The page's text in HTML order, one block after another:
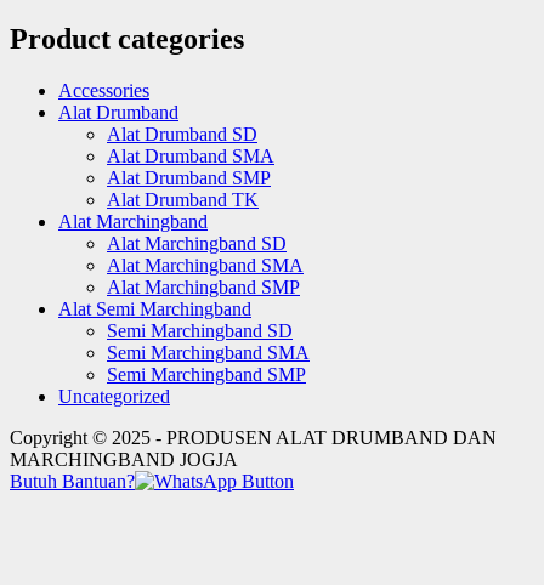
Product categories
Accessories
Alat Drumband
Alat Drumband SD
Alat Drumband SMA
Alat Drumband SMP
Alat Drumband TK
Alat Marchingband
Alat Marchingband SD
Alat Marchingband SMA
Alat Marchingband SMP
Alat Semi Marchingband
Semi Marchingband SD
Semi Marchingband SMA
Semi Marchingband SMP
Uncategorized
Copyright © 2025 - PRODUSEN ALAT DRUMBAND DAN
MARCHINGBAND JOGJA
Butuh Bantuan?